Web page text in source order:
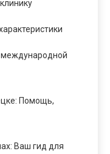
Помощь,
Ваш гид для